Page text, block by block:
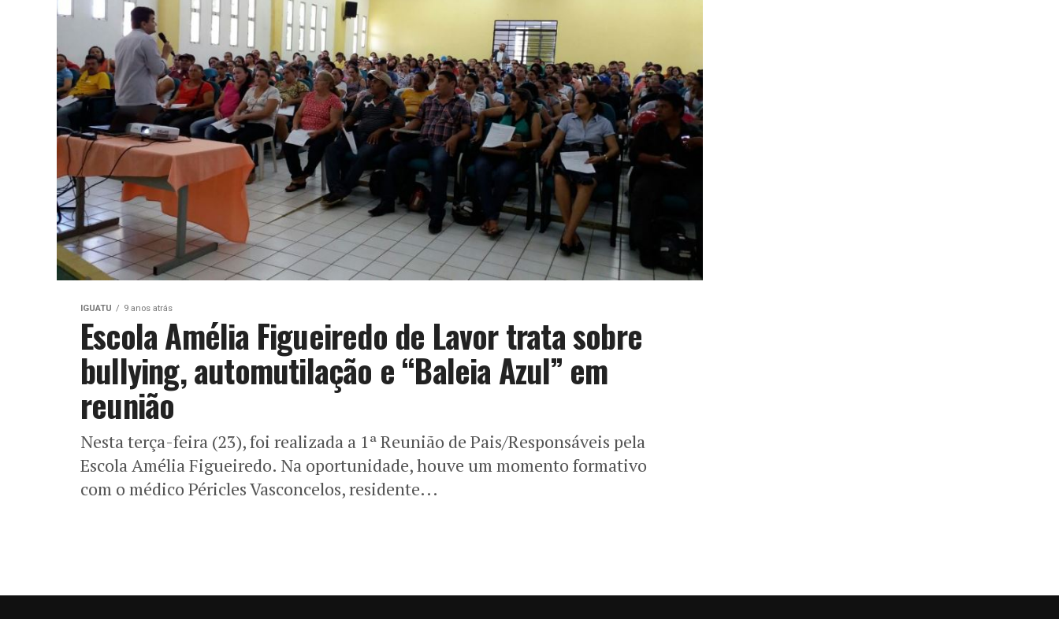
IGUATU 9 anos atrás
Escola Amélia Figueiredo de Lavor trata sobre
bullying, automutilação e “Baleia Azul” em
reunião
Nesta terça-feira (23), foi realizada a 1ª Reunião de Pais/Responsáveis pela
Escola Amélia Figueiredo. Na oportunidade, houve um momento formativo
com o médico Péricles Vasconcelos, residente...